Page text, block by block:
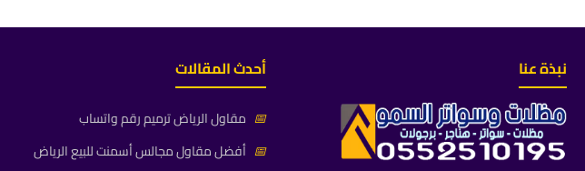
نبذة عنا أحدث المقالات
📅 مقاول الرياض ترميم رقم واتساب
📅 أفضل مقاول مجالس أسمنت للبيع الرياض